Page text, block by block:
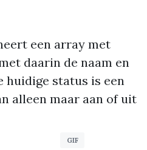
een array met
daarin de naam en
huidige status is een
alleen maar aan of uit